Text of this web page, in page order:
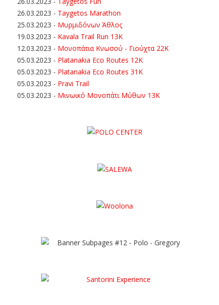
26.03.2023 - Taygetos Marathon
25.03.2023 - Μυρμιδόνων Άθλος
19.03.2023 - Kavala Trail Run 13K
12.03.2023 - Μονοπάτια Κνωσού - Γιούχτα 22Κ
05.03.2023 - Platanakia Eco Routes 12K
05.03.2023 - Platanakia Eco Routes 31K
05.03.2023 - Pravi Trail
05.03.2023 - Μινωικό Μονοπάτι Μύθων 13Κ